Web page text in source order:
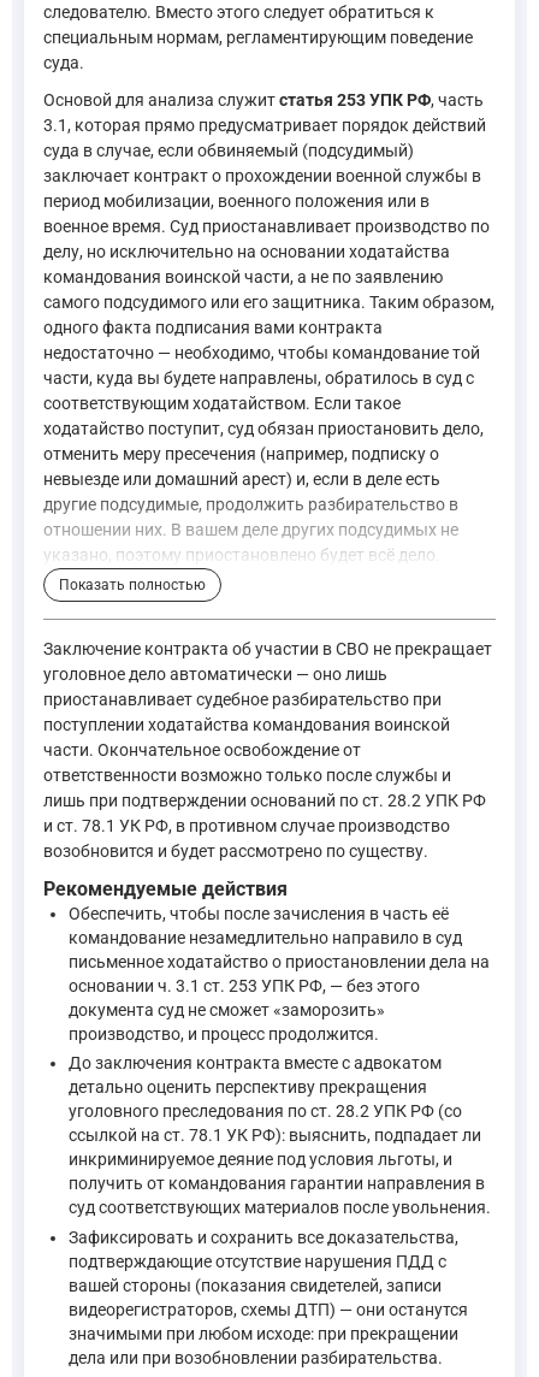
следователю. Вместо этого следует обратиться к
специальным нормам, регламентирующим поведение
суда.
Основой для анализа служитстатья 253 УПК РФ, часть
3.1, которая прямо предусматривает порядок действий
суда в случае, если обвиняемый (подсудимый)
заключает контракт о прохождении военной службы в
период мобилизации, военного положения или в
военное время. Суд приостанавливает производство по
делу, но исключительно на основании ходатайства
командования воинской части, а не по заявлению
самого подсудимого или его защитника. Таким образом,
одного факта подписания вами контракта
недостаточно — необходимо, чтобы командование той
части, куда вы будете направлены, обратилось в суд с
соответствующим ходатайством. Если такое
ходатайство поступит, суд обязан приостановить дело,
отменить меру пресечения (например, подписку о
невыезде или домашний арест) и, если в деле есть
другие подсудимые, продолжить разбирательство в
отношении них. В вашем деле других подсудимых не
указано, поэтому приостановлено будет всё дело.
В случае, предусмотренном пунктом 5 части первой
—Уголовно-процессуальный кодекс Российской
Сама по себе эта норма не влечёт прекращения уголовного
…в случае призыва обвиняемого на военную службу в
—Уголовно-процессуальный кодекс Российской
Это подтверждает, что само по себе заключение контракта
Теперь о том, что будет, когда ваш контракт завершится.
производство по делу было приостановлено по
от уполномоченных органов (например, военной
Статья 78.1 УК РФ (её текст не приведён в
Прекращение не допускается, если лицо возражает; в
—Уголовно-процессуальный кодекс Российской
То есть, если вы не согласны на прекращение по этому
Если же информация о случаях, предусмотренных статьей
Таким образом, подписание контракта не гарантирует
Показать полностью
Заключение контракта об участии в СВО не прекращает
уголовное дело автоматически — оно лишь
приостанавливает судебное разбирательство при
поступлении ходатайства командования воинской
части. Окончательное освобождение от
ответственности возможно только после службы и
лишь при подтверждении оснований по ст. 28.2 УПК РФ
и ст. 78.1 УК РФ, в противном случае производство
возобновится и будет рассмотрено по существу.
Рекомендуемые действия
Обеспечить, чтобы после зачисления в часть её
командование незамедлительно направило в суд
письменное ходатайство о приостановлении дела на
основании ч. 3.1 ст. 253 УПК РФ, — без этого
документа суд не сможет «заморозить»
производство, и процесс продолжится.
До заключения контракта вместе с адвокатом
детально оценить перспективу прекращения
уголовного преследования по ст. 28.2 УПК РФ (со
ссылкой на ст. 78.1 УК РФ): выяснить, подпадает ли
инкриминируемое деяние под условия льготы, и
получить от командования гарантии направления в
суд соответствующих материалов после увольнения.
Зафиксировать и сохранить все доказательства,
подтверждающие отсутствие нарушения ПДД с
вашей стороны (показания свидетелей, записи
видеорегистраторов, схемы ДТП) — они останутся
значимыми при любом исходе: при прекращении
дела или при возобновлении разбирательства.